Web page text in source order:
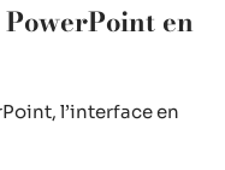
en
l’interface en